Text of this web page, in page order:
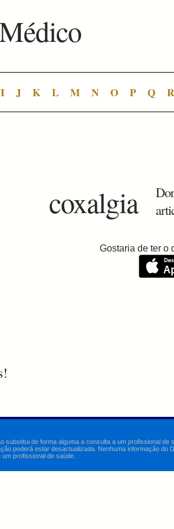
I J K L M N O P Q R
coxalgia
Gostaria de ter o
substitui de forma alguma a consulta a um profissional
poderá estar desactualizada. Nenhuma informação
profissional de saúde.